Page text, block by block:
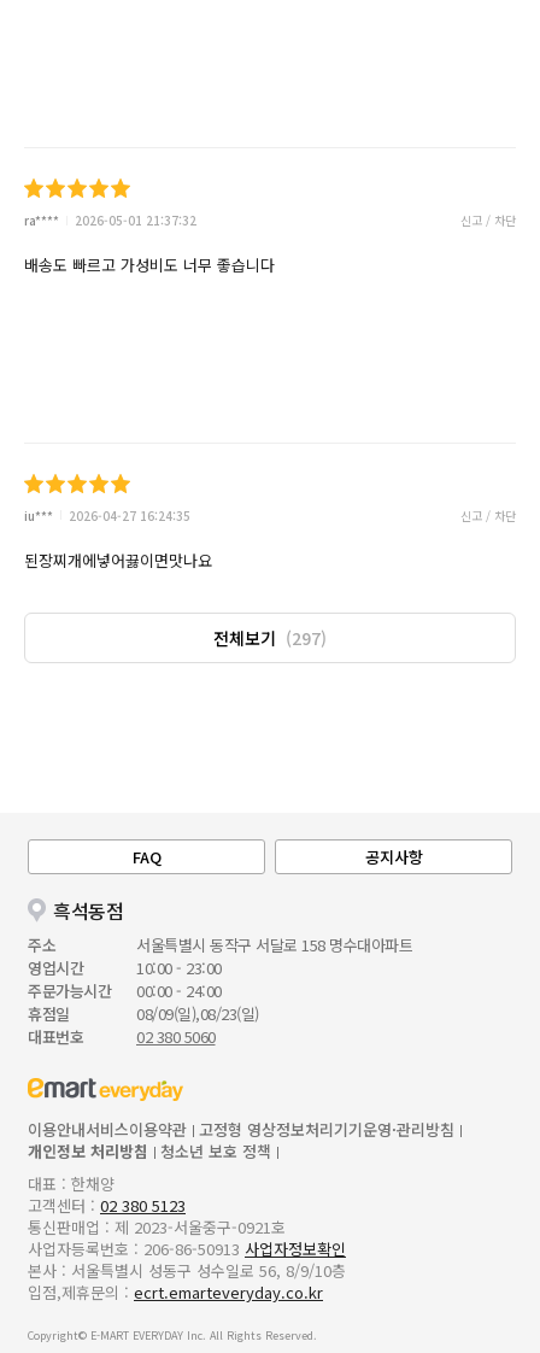
ra**** 2026-05-01 21:37:32 신고 / 차단
배송도 빠르고 가성비도 너무 좋습니다
iu*** 2026-04-27 16:24:35 신고 / 차단
된장찌개에넣어끓이면맛나요
전체보기 (297)
FAQ 공지사항
흑석동점
주소
서울특별시 동작구 서달로 158 명수대아파트
영업시간
10:00 - 23:00
주문가능시간
00:00 - 24:00
휴점일
08/09(일),08/23(일)
대표번호
02 380 5060
이용안내서비스이용약관 고정형 영상정보처리기기운영·관리방침
개인정보 처리방침
청소년 보호 정책
대표 : 한채양
고객센터 : 02 380 5123
통신판매업 : 제 2023-서울중구-0921호
사업자등록번호 : 206-86-50913 사업자정보확인
본사 : 서울특별시 성동구 성수일로 56, 8/9/10층
입점,제휴문의 : ecrt.emarteveryday.co.kr
Copyright© E-MART EVERYDAY Inc. All Rights Reserved.